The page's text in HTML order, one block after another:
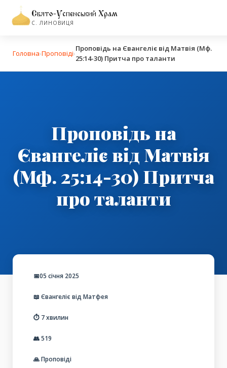
Свято-Успенський Храм
С. ЛИНОВИЦЯ
Головна›Проповіді›
Проповідь на Євангеліє від Матвія (Мф.
25:14-30) Притча про таланти
Проповідь на
Євангеліє від Матвія
(Мф. 25:14-30) Притча
про таланти
📅05 січня 2025
📖 Євангеліє від Матфея
⏱️ 7 хвилин
👥519
🙏 Проповіді